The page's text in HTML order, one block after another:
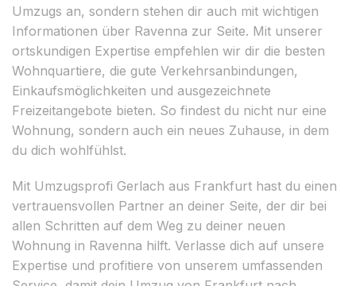
Umzugs an, sondern stehen dir auch mit wichtigen
Informationen über Ravenna zur Seite. Mit unserer
ortskundigen Expertise empfehlen wir dir die besten
Wohnquartiere, die gute Verkehrsanbindungen,
Einkaufsmöglichkeiten und ausgezeichnete
Freizeitangebote bieten. So findest du nicht nur eine
Wohnung, sondern auch ein neues Zuhause, in dem
du dich wohlfühlst.
Mit Umzugsprofi Gerlach aus Frankfurt hast du einen
vertrauensvollen Partner an deiner Seite, der dir bei
allen Schritten auf dem Weg zu deiner neuen
Wohnung in Ravenna hilft. Verlasse dich auf unsere
Expertise und profitiere von unserem umfassenden